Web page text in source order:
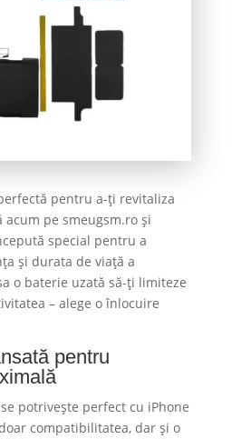
pentru a-ți revitaliza
acum pe smeugsm.ro și
special pentru a
și durata de viață a
o baterie uzată să-ți limiteze
– alege o înlocuire
pentru
potrivește perfect cu iPhone
compatibilitatea, dar și o